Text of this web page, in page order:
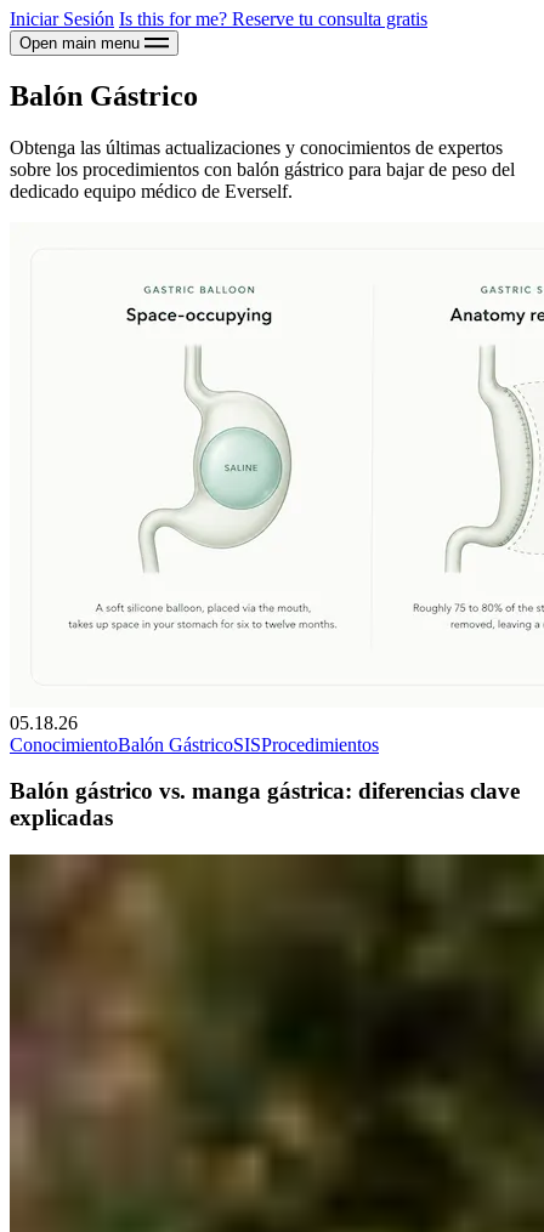
Iniciar Sesión Is this for me? Reserve tu consulta gratis
Open main menu
Balón Gástrico
Obtenga las últimas actualizaciones y conocimientos de expertos
sobre los procedimientos con balón gástrico para bajar de peso del
dedicado equipo médico de Everself.
05.18.26
ConocimientoBalón GástricoSISProcedimientos
Balón gástrico vs. manga gástrica: diferencias clave
explicadas